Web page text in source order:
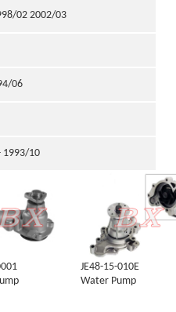
02 2002/03
06
1993/10
JE48-15-010E
Water Pump